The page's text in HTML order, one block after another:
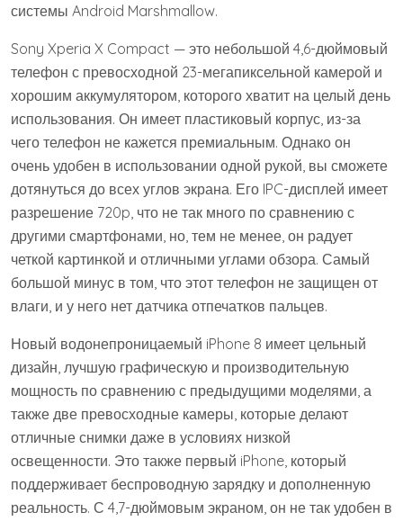
системы Android Marshmallow.
Sony Xperia X Compact — это небольшой 4,6-дюймовый
телефон с превосходной 23-мегапиксельной камерой и
хорошим аккумулятором, которого хватит на целый день
использования. Он имеет пластиковый корпус, из-за
чего телефон не кажется премиальным. Однако он
очень удобен в использовании одной рукой, вы сможете
дотянуться до всех углов экрана. Его IPC-дисплей имеет
разрешение 720p, что не так много по сравнению с
другими смартфонами, но, тем не менее, он радует
четкой картинкой и отличными углами обзора. Самый
большой минус в том, что этот телефон не защищен от
влаги, и у него нет датчика отпечатков пальцев.
Новый водонепроницаемый iPhone 8 имеет цельный
дизайн, лучшую графическую и производительную
мощность по сравнению с предыдущими моделями, а
также две превосходные камеры, которые делают
отличные снимки даже в условиях низкой
освещенности. Это также первый iPhone, который
поддерживает беспроводную зарядку и дополненную
реальность. С 4,7-дюймовым экраном, он не так удобен в